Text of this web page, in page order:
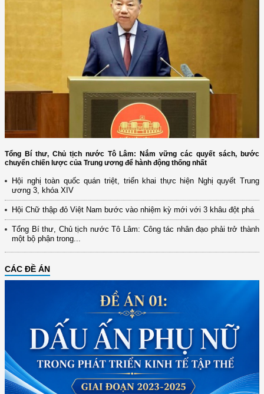
Tổng Bí thư, Chủ tịch nước Tô Lâm: Nắm vững các quyết sách, bước
chuyển chiến lược của Trung ương để hành động thống nhất
Hội nghị toàn quốc quán triệt, triển khai thực hiện Nghị quyết Trung
ương 3, khóa XIV
Hội Chữ thập đỏ Việt Nam bước vào nhiệm kỳ mới với 3 khâu đột phá
Tổng Bí thư, Chủ tịch nước Tô Lâm: Công tác nhân đạo phải trở thành
một bộ phận trong...
CÁC ĐỀ ÁN